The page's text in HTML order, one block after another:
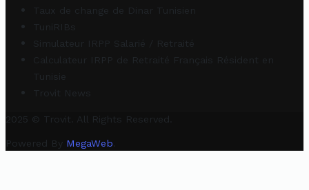
Taux de change de Dinar Tunisien
TuniRIBs
Simulateur IRPP Salarié / Retraité
Calculateur IRPP de Retraité Français Résident en
Tunisie
Trovit News
2025 © Trovit. All Rights Reserved.
Powered By MegaWeb